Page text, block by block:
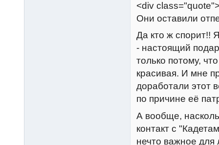
<div
Они оставили
Да кто ж спорит!!
- настоящий
только потому,
красивая. И мне
доработали этот
по причине её
А вообще,
контакт с
нечто важное